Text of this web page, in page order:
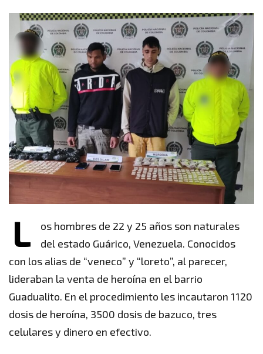
L
os hombres de 22 y 25 años son naturales
del estado Guárico, Venezuela. Conocidos
con los alias de “veneco” y “loreto”, al parecer,
lideraban la venta de heroína en el barrio
Guadualito. En el procedimiento les incautaron 1120
dosis de heroína, 3500 dosis de bazuco, tres
celulares y dinero en efectivo.